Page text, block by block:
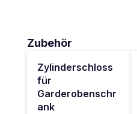
Produktgalerie überspringen
Zubehör
Zylinderschloss
für
Garderobenschr
ank